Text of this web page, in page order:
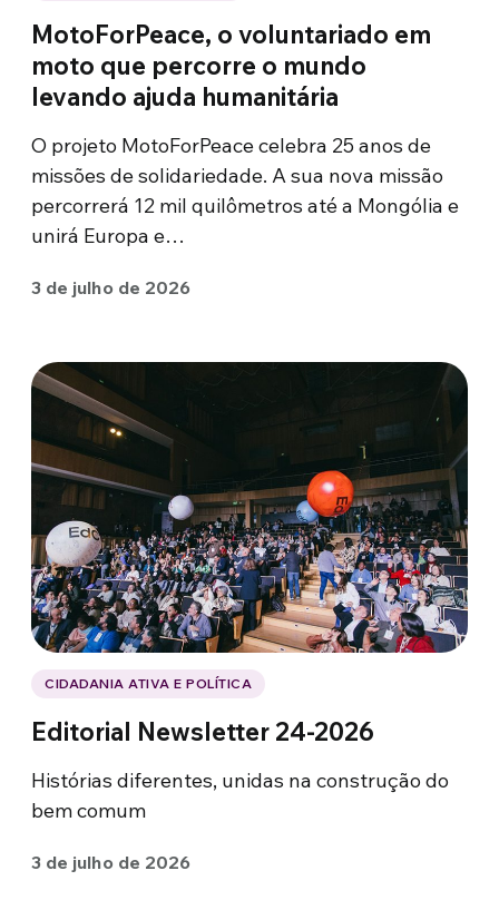
MotoForPeace, o voluntariado em
moto que percorre o mundo
levando ajuda humanitária
O projeto MotoForPeace celebra 25 anos de
missões de solidariedade. A sua nova missão
percorrerá 12 mil quilômetros até a Mongólia e
unirá Europa e…
3 de julho de 2026
CIDADANIA ATIVA E POLÍTICA
Editorial Newsletter 24-2026
Histórias diferentes, unidas na construção do
bem comum
3 de julho de 2026